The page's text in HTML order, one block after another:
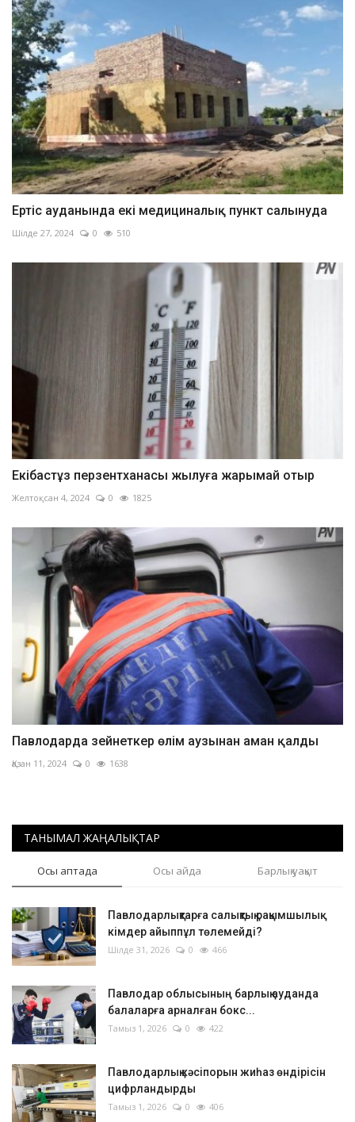
Ертіс ауданында екі медициналық пункт салынуда
Шілде 27, 2024 0 510
Екібастұз перзентханасы жылуға жарымай отыр
Желтоқсан 4, 2024 0 1825
Павлодарда зейнеткер өлім аузынан аман қалды
Қазан 11, 2024 0 1638
ТАНЫМАЛ ЖАҢАЛЫҚТАР
Осы аптада Осы айда Барлық уақыт
Павлодарлықтарға салықтық рақымшылық:
кімдер айыппұл төлемейді?
Шілде 31, 2026 0 466
Павлодар облысының барлық ауданда
балаларға арналған бокс...
Тамыз 1, 2026 0 422
Павлодарлық кәсіпорын жиһаз өндірісін
цифрландырды
Тамыз 1, 2026 0 406